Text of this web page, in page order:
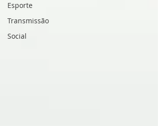
Esporte
Transmissão
Social